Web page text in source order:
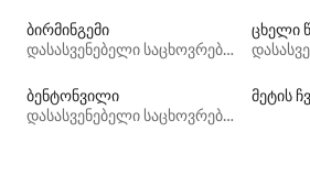
ბირმინგემი
დასასვენებელი საცხოვრებლები
ცხელი
ბენტონვილი
დასასვენებელი საცხოვრებლები
მეტის